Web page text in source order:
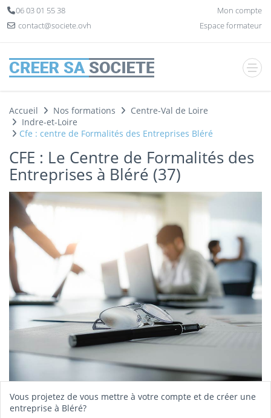
06 03 01 55 38
contact@societe.ovh
Mon compte
Espace formateur
Accueil Nos formations
Centre-Val de Loire
Indre-et-Loire
Cfe : centre de Formalités des Entreprises Bléré
CFE : Le Centre de Formalités des
Entreprises à Bléré (37)
Vous projetez de vous mettre à votre compte et de créer une
entreprise à Bléré?
Panneau de gestion des cookies